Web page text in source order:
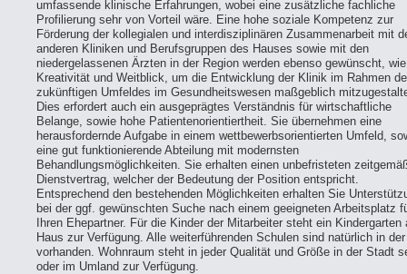
umfassende klinische Erfahrungen, wobei eine zusätzliche fachliche
Profilierung sehr von Vorteil wäre. Eine hohe soziale Kompetenz zur
Förderung der kollegialen und interdisziplinären Zusammenarbeit mit
anderen Kliniken und Berufsgruppen des Hauses sowie mit den
niedergelassenen Ärzten in der Region werden ebenso gewünscht, wie
Kreativität und Weitblick, um die Entwicklung der Klinik im Rahmen
zukünftigen Umfeldes im Gesundheitswesen maßgeblich
Dies erfordert auch ein ausgeprägtes Verständnis für wirtschaftliche
Belange, sowie hohe Patientenorientiertheit. Sie übernehmen eine
herausfordernde Aufgabe in einem wettbewerbsorientierten Umfeld,
eine gut funktionierende Abteilung mit modernsten
Behandlungsmöglichkeiten. Sie erhalten einen unbefristeten
Dienstvertrag, welcher der Bedeutung der Position entspricht.
Entsprechend den bestehenden Möglichkeiten erhalten Sie
bei der ggf. gewünschten Suche nach einem geeigneten Arbeitsplatz
Ihren Ehepartner. Für die Kinder der Mitarbeiter steht ein Kindergarten
Haus zur Verfügung. Alle weiterführenden Schulen sind natürlich in
vorhanden. Wohnraum steht in jeder Qualität und Größe in der Stadt
oder im Umland zur Verfügung.